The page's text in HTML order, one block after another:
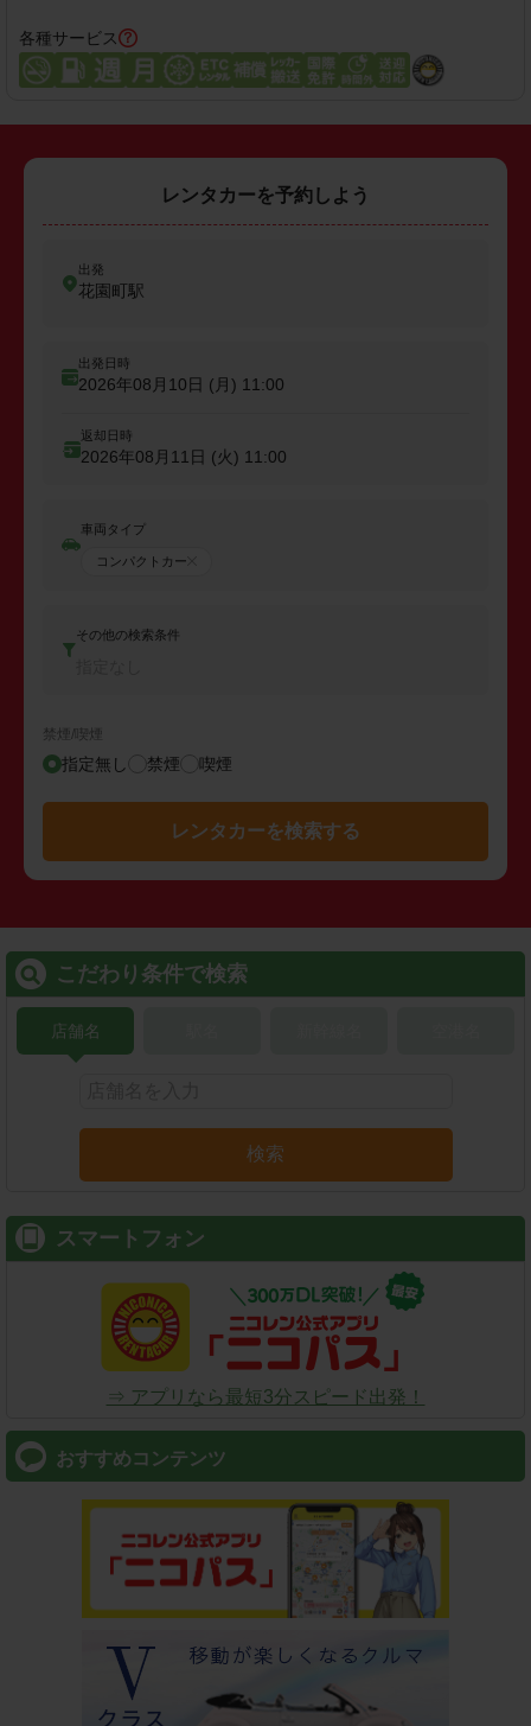
各種サービス
レンタカーを予約しよう
出発
花園町駅
出発日時
2026年08月10日 (月) 11:00
返却日時
2026年08月11日 (火) 11:00
車両タイプ
コンパクトカー
その他の検索条件
禁煙/喫煙
指定無し 禁煙 喫煙
レンタカーを検索する
こだわり条件で検索
店舗名
検索
スマートフォン
⇒ アプリなら最短3分スピード出発！
おすすめコンテンツ